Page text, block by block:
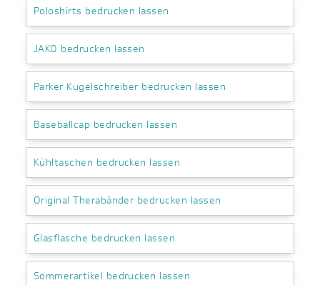
Poloshirts bedrucken lassen
JAKO bedrucken lassen
Parker Kugelschreiber bedrucken lassen
Baseballcap bedrucken lassen
Kühltaschen bedrucken lassen
Original Therabänder bedrucken lassen
Glasflasche bedrucken lassen
Sommerartikel bedrucken lassen